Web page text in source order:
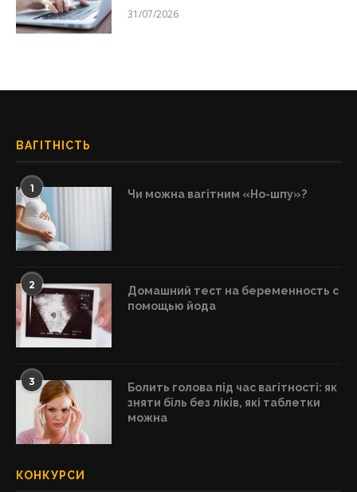
31/07/2026
ВАГІТНІСТЬ
1 Чи можна вагітним «Но-шпу»?
2
Домашний тест на беременность с
помощью йода
3
Болить голова під час вагітності: як
зняти біль без ліків, які таблетки
можна
КОНКУРСИ